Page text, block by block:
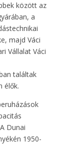
között az
a
majd Váci
Vállalat Váci
találtak
élők.
Dunai
1950-